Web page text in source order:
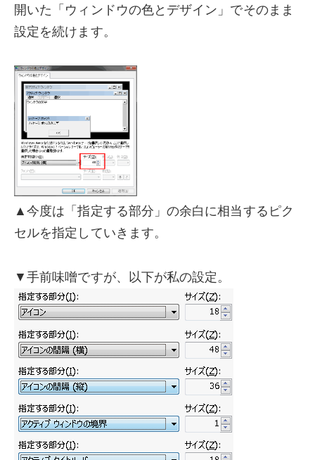
開いた「ウィンドウの色とデザイン」でそのまま
設定を続けます。
▲今度は「指定する部分」の余白に相当するピク
セルを指定していきます。
▼手前味噌ですが、以下が私の設定。